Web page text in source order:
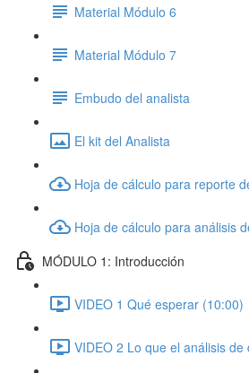
Material Módulo 6
Material Módulo 7
Embudo del analista
El kit del Analista
Hoja de cálculo para reporte
Hoja de cálculo para análisis
MÓDULO 1: Introducción
VIDEO 1 Qué esperar (10:00)
VIDEO 2 Lo que el análisis